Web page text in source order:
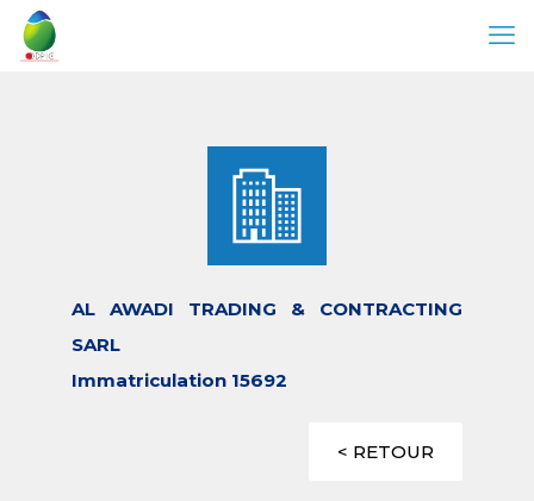
AL AWADI TRADING & CONTRACTING
SARL
Immatriculation 15692
< RETOUR